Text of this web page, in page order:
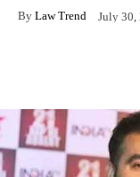
By Law Trend July 30,